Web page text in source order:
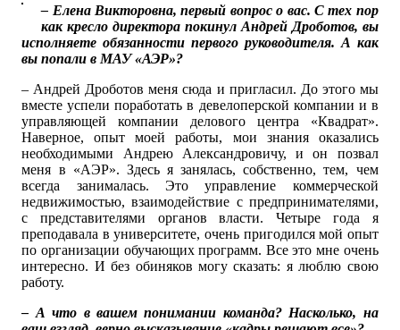
– Елена Викторовна, первый вопрос о вас. С тех пор
как кресло директора покинул Андрей Дроботов, вы
исполняете обязанности первого руководителя. А как
вы попали в МАУ «АЭР»?
– Андрей Дроботов меня сюда и пригласил. До этого мы
вместе успели поработать в девелоперской компании и в
управляющей компании делового центра «Квадрат».
Наверное, опыт моей работы, мои знания оказались
необходимыми Андрею Александровичу, и он позвал
меня в «АЭР». Здесь я занялась, собственно, тем, чем
всегда занималась. Это управление коммерческой
недвижимостью, взаимодействие с предпринимателями,
с представителями органов власти. Четыре года я
преподавала в университете, очень пригодился мой опыт
по организации обучающих программ. Все это мне очень
интересно. И без обиняков могу сказать: я люблю свою
работу.
– А что в вашем понимании команда? Насколько, на